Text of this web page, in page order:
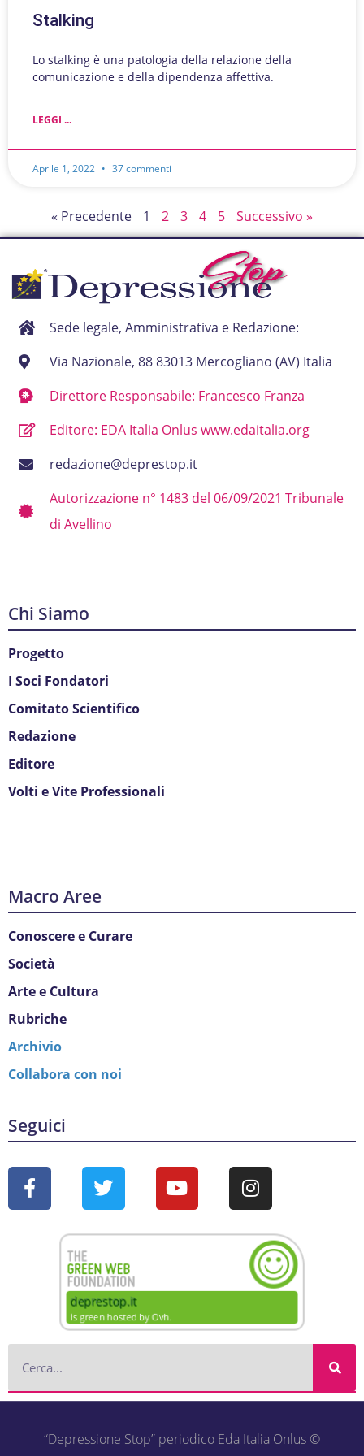
Stalking
Lo stalking è una patologia della relazione della
comunicazione e della dipendenza affettiva.
LEGGI ...
Aprile 1, 2022 37 commenti
« Precedente 1 2 3 4 5 Successivo »
Sede legale, Amministrativa e Redazione:
Via Nazionale, 88 83013 Mercogliano (AV) Italia
Direttore Responsabile: Francesco Franza
Editore: EDA Italia Onlus www.edaitalia.org
redazione@deprestop.it
Autorizzazione n° 1483 del 06/09/2021 Tribunale
di Avellino
Chi Siamo
Progetto
I Soci Fondatori
Comitato Scientifico
Redazione
Editore
Volti e Vite Professionali
Macro Aree
Conoscere e Curare
Società
Arte e Cultura
Rubriche
Archivio
Collabora con noi
Seguici
“Depressione Stop” periodico Eda Italia Onlus ©